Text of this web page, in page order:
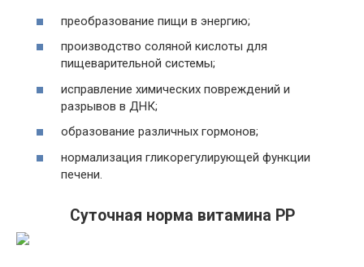
преобразование пищи в энергию;
производство соляной кислоты для
пищеварительной системы;
исправление химических повреждений и
разрывов в ДНК;
образование различных гормонов;
нормализация гликорегулирующей функции
печени.
Суточная норма витамина PP